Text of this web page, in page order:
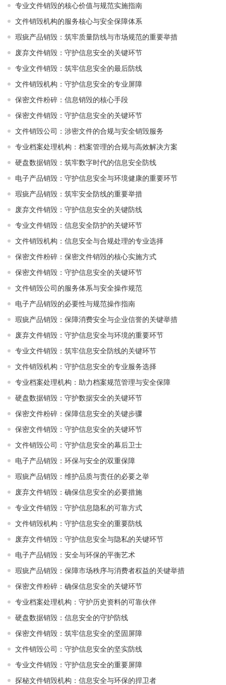
专业文件销毁的核心价值与规范实施指南
文件销毁机构的服务核心与安全保障体系
瑕疵产品销毁：筑牢质量防线与市场规范的重要举措
废弃文件销毁：守护信息安全的关键环节
专业文件销毁：筑牢信息安全的最后防线
文件销毁机构：守护信息安全的专业屏障
保密文件粉碎：信息销毁的核心手段
保密文件销毁：守护信息安全的关键环节
文件销毁公司：涉密文件的合规与安全销毁服务
专业档案处理机构：档案管理的合规与高效解决方案
硬盘数据销毁：筑牢数字时代的信息安全防线
电子产品销毁：守护信息安全与环境健康的重要环节
瑕疵产品销毁：筑牢安全防线的重要举措
废弃文件销毁：守护信息安全的关键防线
专业文件销毁：信息安全防护的关键环节
文件销毁机构：信息安全与合规处理的专业选择
保密文件粉碎：保密文件销毁的核心实施方式
保密文件销毁：守护信息安全的关键环节
文件销毁公司的服务体系与安全操作规范
电子产品销毁的必要性与规范操作指南
瑕疵产品销毁：保障消费安全与企业信誉的关键举措
废弃文件销毁：守护信息安全与环境的重要环节
专业文件销毁：筑牢信息安全防线的关键环节
文件销毁机构：守护信息安全的专业服务选择
专业档案处理机构：助力档案规范管理与安全保障
硬盘数据销毁：守护数据安全的关键环节
保密文件粉碎：保障信息安全的关键步骤
保密文件销毁：守护信息安全的关键环节
文件销毁公司：守护信息安全的幕后卫士
电子产品销毁：环保与安全的双重保障
瑕疵产品销毁：维护品质与责任的必要之举
废弃文件销毁：确保信息安全的必要措施
专业文件销毁：守护信息隐私的可靠方式
文件销毁机构：守护信息安全的重要防线
废弃文件销毁：守护信息安全与隐私的关键环节
电子产品销毁：安全与环保的平衡艺术
瑕疵产品销毁：保障市场秩序与消费者权益的关键举措
保密文件粉碎：确保信息安全的关键环节
专业档案处理机构：守护历史资料的可靠伙伴
硬盘数据销毁：信息安全的守护防线
保密文件销毁：筑牢信息安全的坚固屏障
文件销毁公司：守护信息安全的坚实防线
专业文件销毁：守护信息安全的重要屏障
探秘文件销毁机构：信息安全与环保的捍卫者